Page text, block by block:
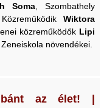
Soma , Szombathely
Wiktora
közreműködők Lipi
növendékei.
bánt az élet! |